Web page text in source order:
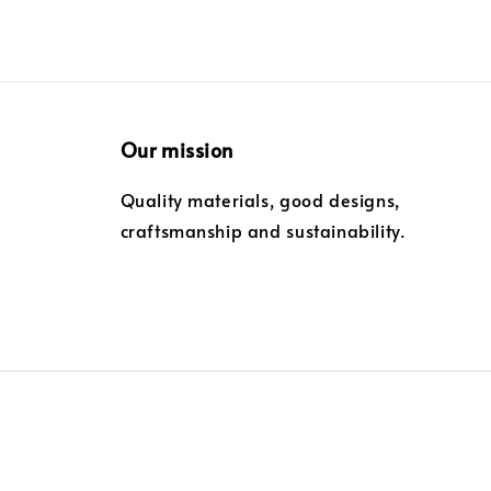
Our mission
Quality materials, good designs,
craftsmanship and sustainability.